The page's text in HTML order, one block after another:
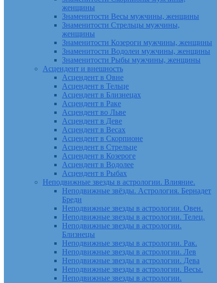
женщины
Знаменитости Весы мужчины, женщины
Знаменитости Стрельцы мужчины,
женщины
Знаменитости Козероги мужчины, женщины
Знаменитости Водолеи мужчины, женщины
Знаменитости Рыбы мужчины, женщины
Асцендент и внешность
Асцендент в Овне
Асцендент в Тельце
Асцендент в Близнецах
Асцендент в Раке
Асцендент во Льве
Асцендент в Деве
Асцендент в Весах
Асцендент в Скорпионе
Асцендент в Стрельце
Асцендент в Козероге
Асцендент в Водолее
Асцендент в Рыбах
Неподвижные звезды в астрологии. Влияние.
Неподвижные звёзды. Астрология. Бернадет
Бреди
Неподвижные звезды в астрологии. Овен.
Неподвижные звезды в астрологии. Телец.
Неподвижные звезды в астрологии.
Близнецы
Неподвижные звезды в астрологии. Рак.
Неподвижные звезды в астрологии. Лев
Неподвижные звезды в астрологии. Дева
Неподвижные звезды в астрологии. Весы.
Неподвижные звезды в астрологии.